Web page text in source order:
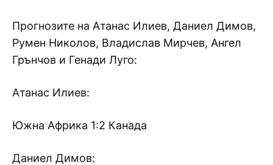
Прогнозите на Атанас Илиев, Даниел Димов,
Румен Николов, Владислав Мирчев, Ангел
Грънчов и Генади Луго:
Атанас Илиев:
Южна Африка 1:2 Канада
Даниел Димов: